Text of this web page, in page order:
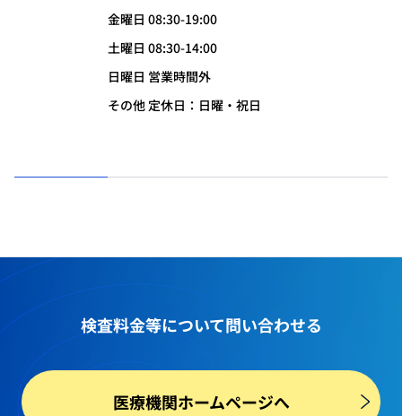
金曜日 08:30-19:00
土曜日 08:30-14:00
日曜日 営業時間外
その他 定休日：日曜・祝日
検査料金等について問い合わせる
医療機関ホームページへ